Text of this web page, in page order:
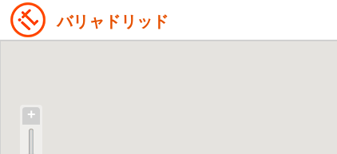
バリャドリッド
+